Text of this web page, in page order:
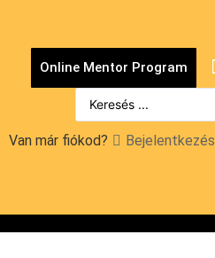
Online Mentor Program
Van már fiókod? Bejelentkezés